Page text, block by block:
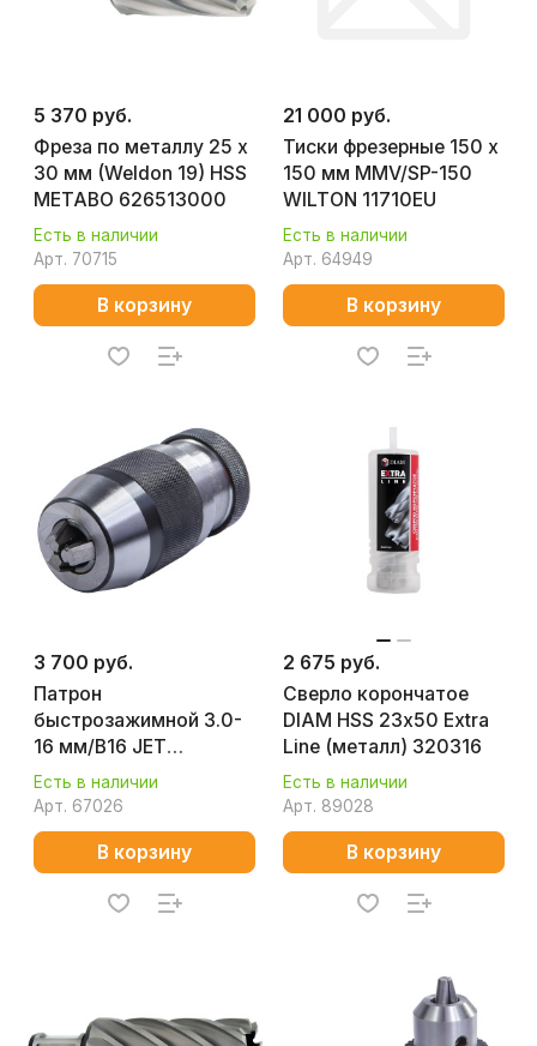
5 370 руб.
Фреза по металлу 25 х
30 мм (Weldon 19) HSS
METABO 626513000
Есть в наличии
Арт. 70715
В корзину
21 000 руб.
Тиски фрезерные 150 х
150 мм MMV/SP-150
WILTON 11710EU
Есть в наличии
Арт. 64949
В корзину
3 700 руб.
Патрон
быстрозажимной 3.0-
16 мм/В16 JET
59500080
Есть в наличии
Арт. 67026
В корзину
2 675 руб.
Сверло корончатое
DIAM HSS 23х50 Extra
Line (металл) 320316
Есть в наличии
Арт. 89028
В корзину